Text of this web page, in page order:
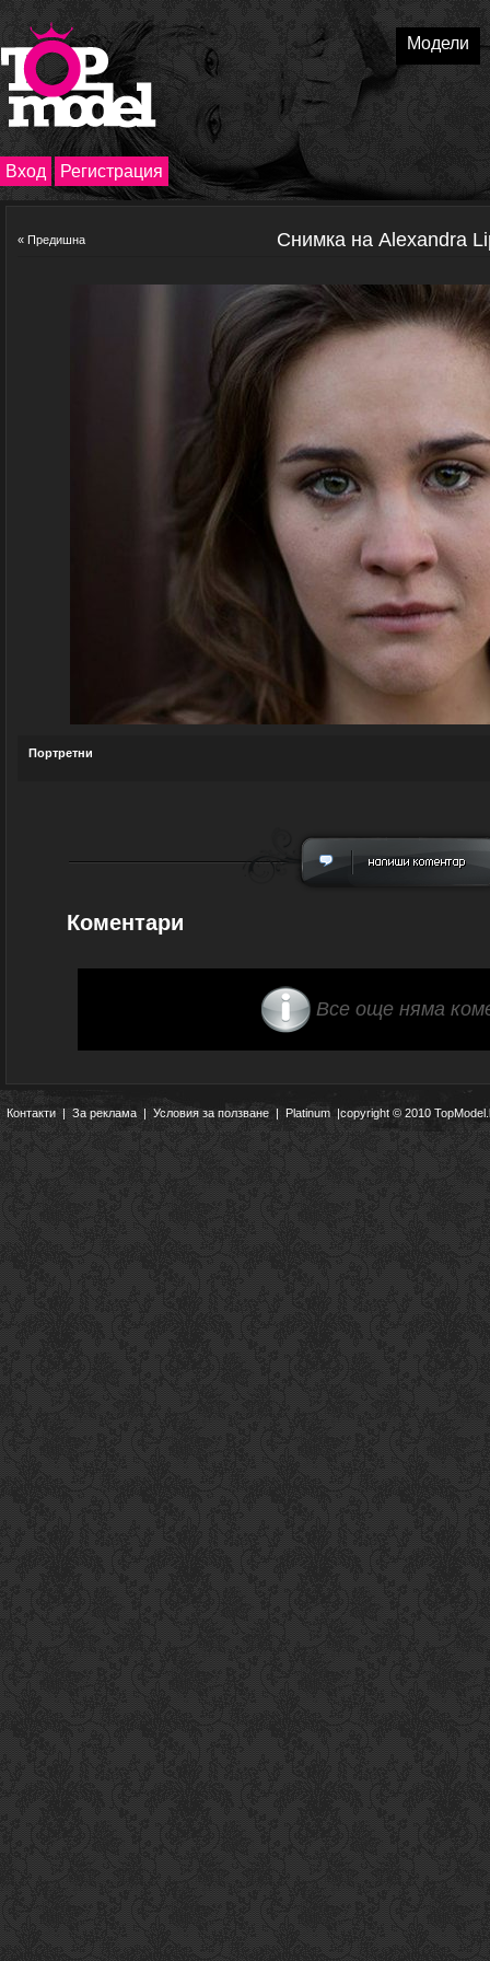
Модели
Вход Регистрация
« Предишна Снимка на Alexandra
Портретни
Коментари
Все още няма
Контакти|За реклама | Условия за ползване | Platinum |copyright © 2010